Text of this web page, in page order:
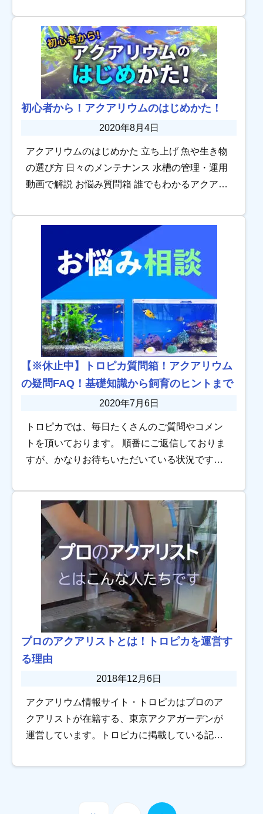
クアリウムを始める […]
初心者から！アクアリウムのはじめかた！
2020年8月4日
アクアリウムのはじめかた 立ち上げ 魚や生き物
の選び方 日々のメンテナンス 水槽の管理・運用
動画で解説 お悩み質問箱 誰でもわかるアクアリ
げから、水槽の運用・管理方法まで、わ […]
【※休止中】トロピカ質問箱！アクアリウム
の疑問FAQ！基礎知識から飼育のヒントまで
2020年7月6日
トロピカでは、毎日たくさんのご質問やコメン
トを頂いております。 順番にご返信しておりま
すが、かなりお待ちいただいている状況ですの
た。 項目は随時追加・更新していきますので、
ご参 […]
プロのアクアリストとは！トロピカを運営す
る理由
2018年12月6日
アクアリウム情報サイト・トロピカはプロのア
クアリストが在籍する、東京アクアガーデンが
運営しています。トロピカに掲載している記事
案・監修のもと作成しています。 でも、そもそ